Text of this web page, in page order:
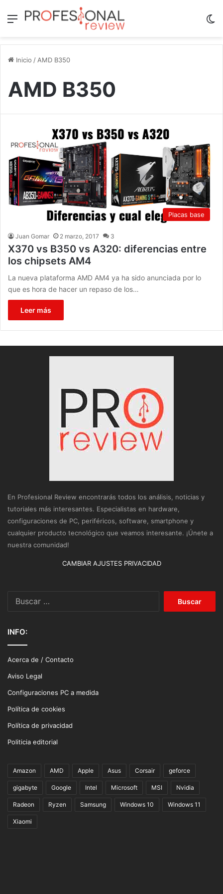
Menú
Inicio /AMD B350
AMD B350
Placas base
Juan Gomar 2 marzo, 2017 3
X370 vs B350 vs A320: diferencias entre
los chipsets AM4
La nueva plataforma AMD AM4 ya ha sido anunciada por lo
que es hora de hacer un repaso de los…
Leer más
En Profesional Review encontrarás todos los análisis, noticias y
tutoriales más interesantes. Especialistas en hardware,
configuraciones de PC, periféricos, software, smartphone y
cualquier producto tecnológico que veamos interesante. ¡Únete a
nuestra comunidad!
CAMBIAR AJUSTES PRIVACIDAD
INFO:
Acerca de / Contacto
Aviso Legal
Configuraciones PC a medida
Política de cookies
Política de privacidad
Politicia editorial
Amazon AMD Apple Asus Corsair geforce
gigabyte Google Intel Microsoft MSI Nvidia
Radeon Ryzen Samsung Windows 10 Windows 11
Xiaomi